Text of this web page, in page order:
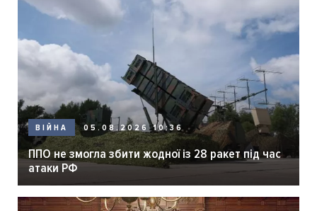
ВІЙНА 05.08.2026 10:36
ППО не змогла збити жодної із 28 ракет під час
атаки РФ